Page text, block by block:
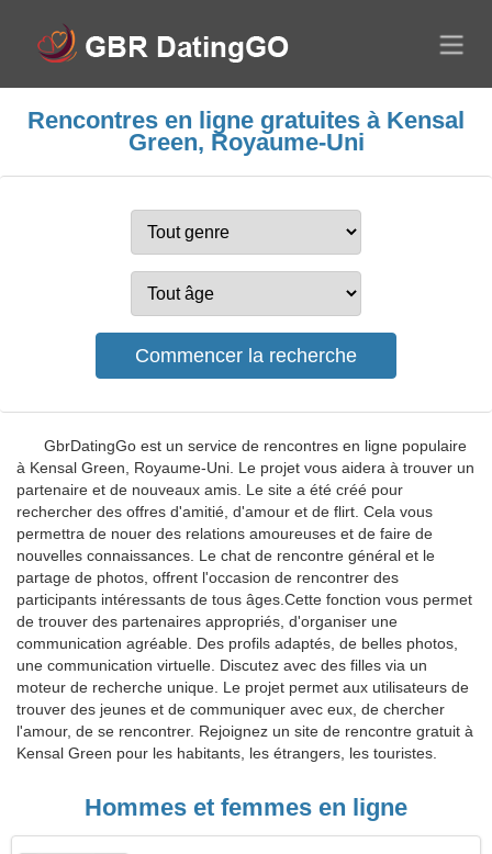
Rencontres en ligne gratuites à Kensal
Green, Royaume-Uni
GbrDatingGo est un service de rencontres en ligne populaire
à Kensal Green, Royaume-Uni. Le projet vous aidera à trouver un
partenaire et de nouveaux amis. Le site a été créé pour
rechercher des offres d'amitié, d'amour et de flirt. Cela vous
permettra de nouer des relations amoureuses et de faire de
nouvelles connaissances. Le chat de rencontre général et le
partage de photos, offrent l'occasion de rencontrer des
participants intéressants de tous âges.Cette fonction vous permet
de trouver des partenaires appropriés, d'organiser une
communication agréable. Des profils adaptés, de belles photos,
une communication virtuelle. Discutez avec des filles via un
moteur de recherche unique. Le projet permet aux utilisateurs de
trouver des jeunes et de communiquer avec eux, de chercher
l'amour, de se rencontrer. Rejoignez un site de rencontre gratuit à
Kensal Green pour les habitants, les étrangers, les touristes.
Hommes et femmes en ligne